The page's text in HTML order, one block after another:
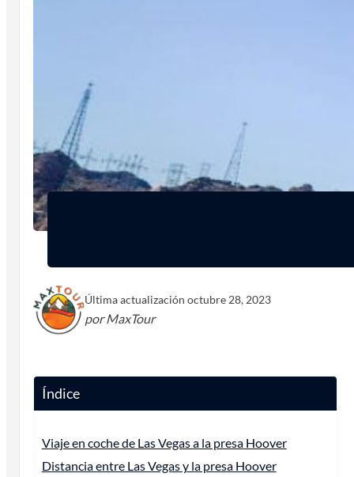
Última actualización octubre 28, 2023
por MaxTour
Índice
Viaje en coche de Las Vegas a la presa Hoover
Distancia entre Las Vegas y la presa Hoover